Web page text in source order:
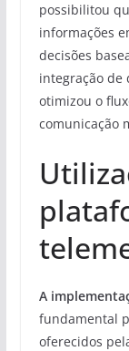
possibilitou
informações
decisões
integração de
otimizou o
comunicação
A
fundamental
oferecidos